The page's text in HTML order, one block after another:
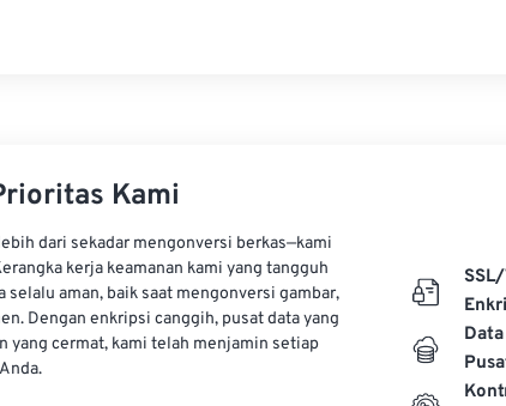
Kami
dari sekadar mengonversi berkas—kami
kerja keamanan kami yang tangguh
selalu aman, baik saat mengonversi gambar,
Dengan enkripsi canggih, pusat data yang
yang cermat, kami telah menjamin setiap